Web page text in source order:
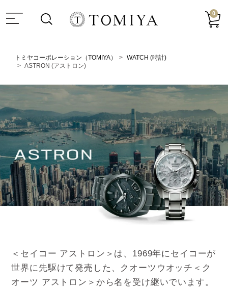
0
トミヤコーポレーション（TOMIYA）
WATCH (時計)
ASTRON (アストロン)
＜セイコー アストロン＞は、1969年にセイコーが
世界に先駆けて発売した、クオーツウオッチ＜ク
オーツ アストロン＞から名を受け継いでいます。